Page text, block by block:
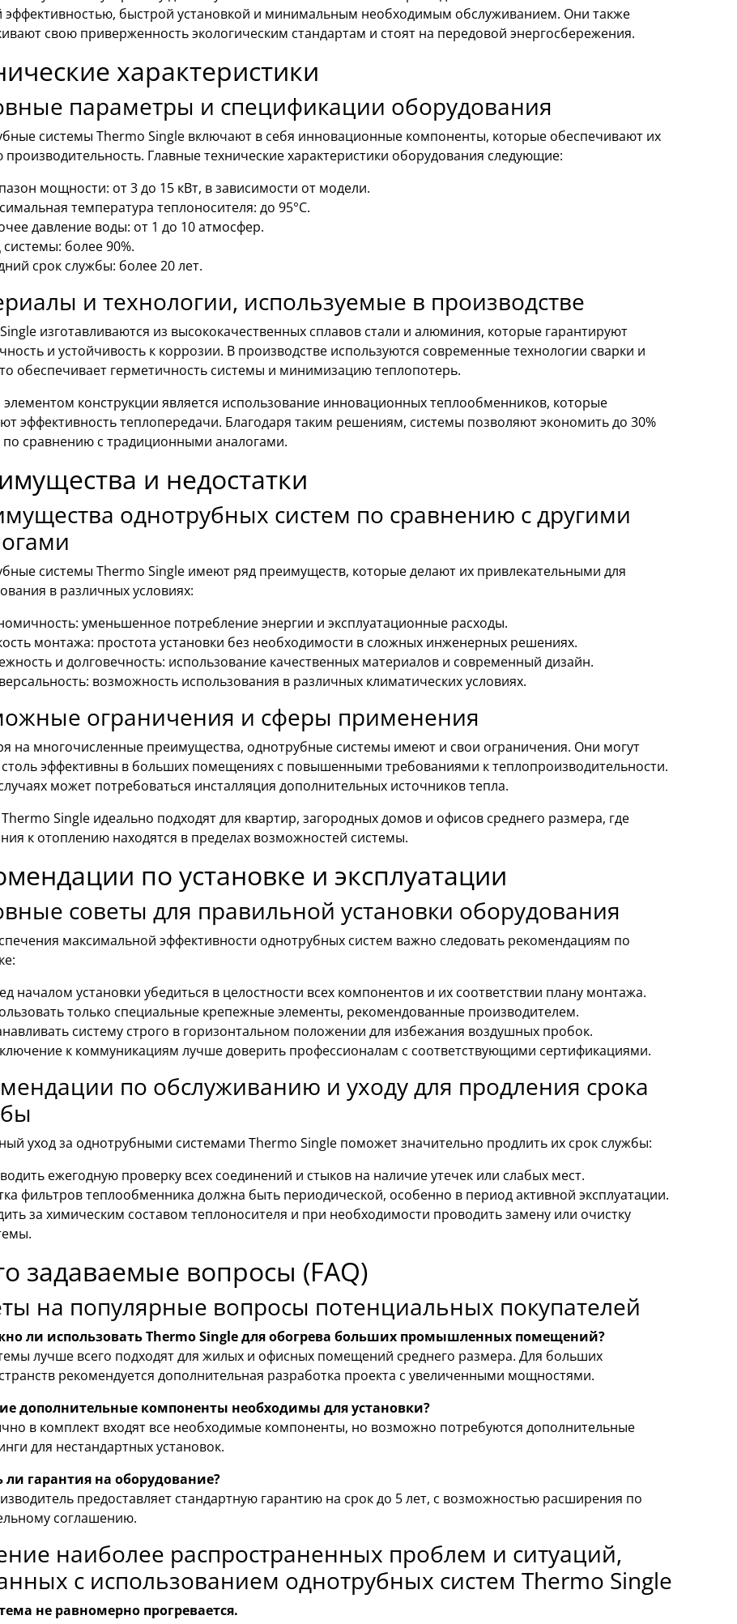
эффективностью, быстрой установкой и минимальным необходимым обслуживанием. Они также
свою приверженность экологическим стандартам и стоят на передовой энергосбережения.
характеристики
параметры и спецификации оборудования
системы Thermo Single включают в себя инновационные компоненты, которые обеспечивают их
производительность. Главные технические характеристики оборудования следующие:
мощности: от 3 до 15 кВт, в зависимости от модели.
температура теплоносителя: до 95°C.
давление воды: от 1 до 10 атмосфер.
более 90%.
срок службы: более 20 лет.
и технологии, используемые в производстве
изготавливаются из высококачественных сплавов стали и алюминия, которые гарантируют
и устойчивость к коррозии. В производстве используются современные технологии сварки и
обеспечивает герметичность системы и минимизацию теплопотерь.
конструкции является использование инновационных теплообменников, которые
эффективность теплопередачи. Благодаря таким решениям, системы позволяют экономить до 30%
по сравнению с традиционными аналогами.
и недостатки
однотрубных систем по сравнению с другими
системы Thermo Single имеют ряд преимуществ, которые делают их привлекательными для
в различных условиях:
уменьшенное потребление энергии и эксплуатационные расходы.
монтажа: простота установки без необходимости в сложных инженерных решениях.
и долговечность: использование качественных материалов и современный дизайн.
возможность использования в различных климатических условиях.
ограничения и сферы применения
на многочисленные преимущества, однотрубные системы имеют и свои ограничения. Они могут
эффективны в больших помещениях с повышенными требованиями к теплопроизводительности.
может потребоваться инсталляция дополнительных источников тепла.
Single идеально подходят для квартир, загородных домов и офисов среднего размера, где
к отоплению находятся в пределах возможностей системы.
по установке и эксплуатации
советы для правильной установки оборудования
максимальной эффективности однотрубных систем важно следовать рекомендациям по
началом установки убедиться в целостности всех компонентов и их соответствии плану монтажа.
только специальные крепежные элементы, рекомендованные производителем.
систему строго в горизонтальном положении для избежания воздушных пробок.
к коммуникациям лучше доверить профессионалам с соответствующими сертификациями.
по обслуживанию и уходу для продления срока
уход за однотрубными системами Thermo Single поможет значительно продлить их срок службы:
ежегодную проверку всех соединений и стыков на наличие утечек или слабых мест.
фильтров теплообменника должна быть периодической, особенно в период активной эксплуатации.
за химическим составом теплоносителя и при необходимости проводить замену или очистку
задаваемые вопросы (FAQ)
на популярные вопросы потенциальных покупателей
ли использовать Thermo Single для обогрева больших промышленных помещений?
лучше всего подходят для жилых и офисных помещений среднего размера. Для больших
рекомендуется дополнительная разработка проекта с увеличенными мощностями.
дополнительные компоненты необходимы для установки?
в комплект входят все необходимые компоненты, но возможно потребуются дополнительные
для нестандартных установок.
ли гарантия на оборудование?
предоставляет стандартную гарантию на срок до 5 лет, с возможностью расширения по
соглашению.
наиболее распространенных проблем и ситуаций,
с использованием однотрубных систем Thermo Single
не равномерно прогревается.